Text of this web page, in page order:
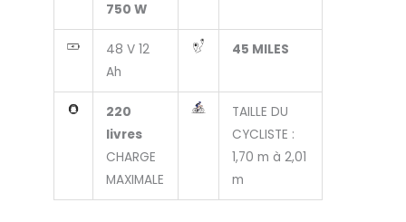
750 W
48 V 12
Ah
45 MILES
220
livres
CHARGE
MAXIMALE
TAILLE DU
CYCLISTE :
1,70 m à 2,01
m